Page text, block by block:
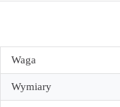
Waga
Wymiary